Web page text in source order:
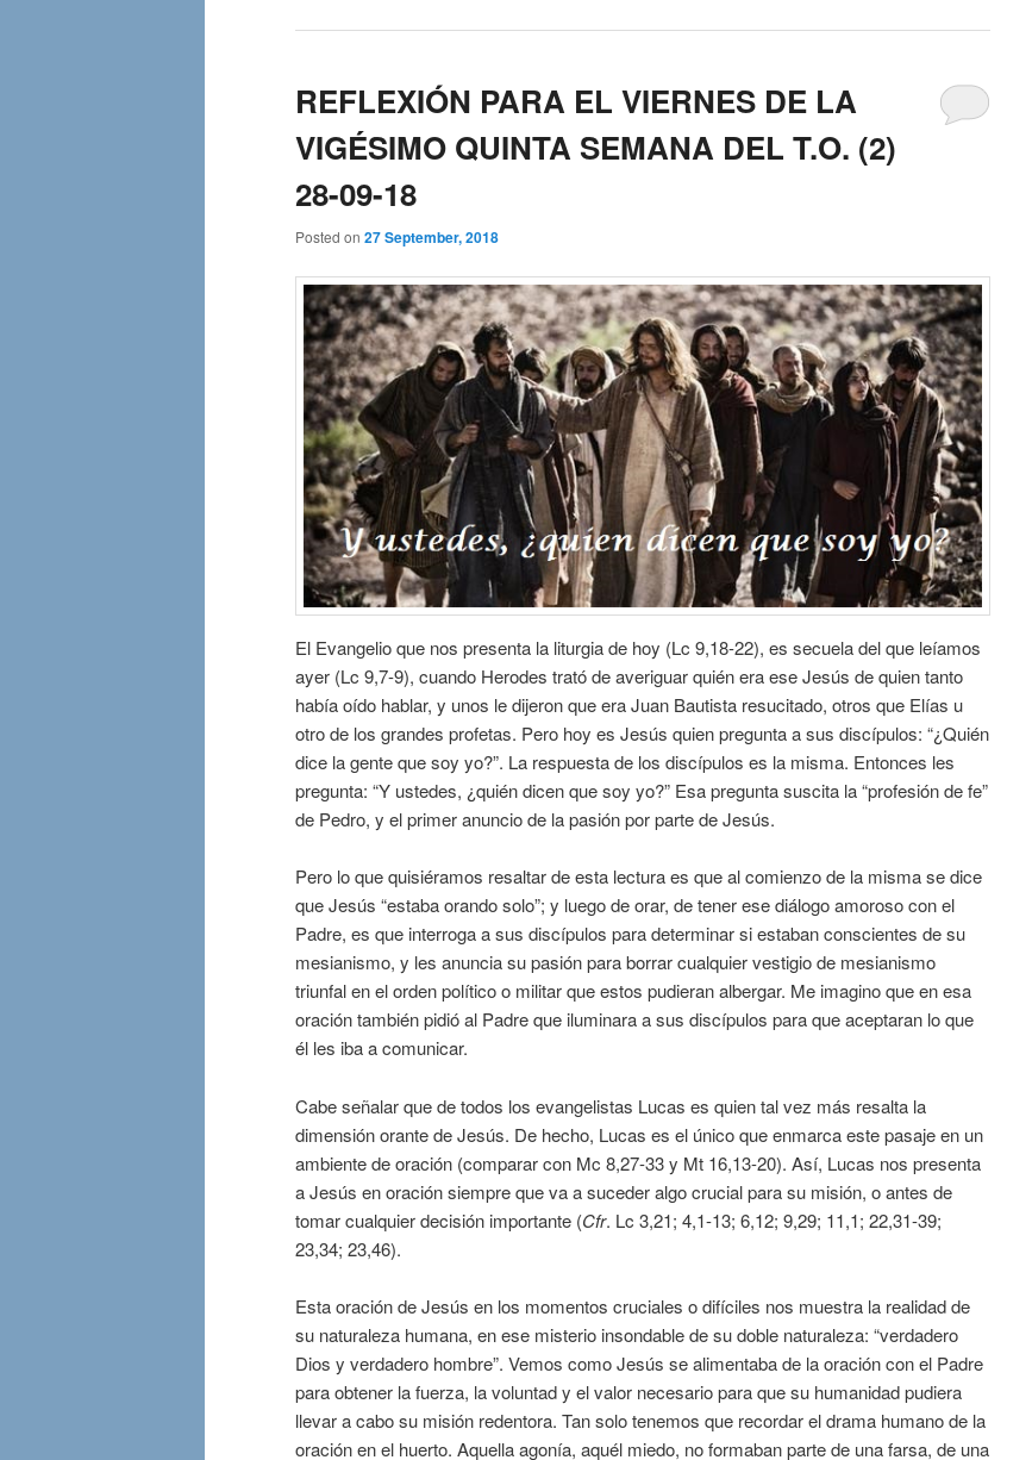
REFLEXIÓN PARA EL VIERNES DE LA
VIGÉSIMO QUINTA SEMANA DEL T.O. (2)
28-09-18
Posted on 27 September, 2018
El Evangelio que nos presenta la liturgia de hoy (Lc 9,18-22), es secuela del que leíamos
ayer (Lc 9,7-9), cuando Herodes trató de averiguar quién era ese Jesús de quien tanto
había oído hablar, y unos le dijeron que era Juan Bautista resucitado, otros que Elías u
otro de los grandes profetas. Pero hoy es Jesús quien pregunta a sus discípulos: “¿Quién
dice la gente que soy yo?”. La respuesta de los discípulos es la misma. Entonces les
pregunta: “Y ustedes, ¿quién dicen que soy yo?” Esa pregunta suscita la “profesión de fe”
de Pedro, y el primer anuncio de la pasión por parte de Jesús.
Pero lo que quisiéramos resaltar de esta lectura es que al comienzo de la misma se dice
que Jesús “estaba orando solo”; y luego de orar, de tener ese diálogo amoroso con el
Padre, es que interroga a sus discípulos para determinar si estaban conscientes de su
mesianismo, y les anuncia su pasión para borrar cualquier vestigio de mesianismo
triunfal en el orden político o militar que estos pudieran albergar. Me imagino que en esa
oración también pidió al Padre que iluminara a sus discípulos para que aceptaran lo que
él les iba a comunicar.
Cabe señalar que de todos los evangelistas Lucas es quien tal vez más resalta la
dimensión orante de Jesús. De hecho, Lucas es el único que enmarca este pasaje en un
ambiente de oración (comparar con Mc 8,27-33 y Mt 16,13-20). Así, Lucas nos presenta
a Jesús en oración siempre que va a suceder algo crucial para su misión, o antes de
tomar cualquier decisión importante (Cfr. Lc 3,21; 4,1-13; 6,12; 9,29; 11,1; 22,31-39;
23,34; 23,46).
Esta oración de Jesús en los momentos cruciales o difíciles nos muestra la realidad de
su naturaleza humana, en ese misterio insondable de su doble naturaleza: “verdadero
Dios y verdadero hombre”. Vemos como Jesús se alimentaba de la oración con el Padre
para obtener la fuerza, la voluntad y el valor necesario para que su humanidad pudiera
llevar a cabo su misión redentora. Tan solo tenemos que recordar el drama humano de la
oración en el huerto. Aquella agonía, aquél miedo, no formaban parte de una farsa, de una